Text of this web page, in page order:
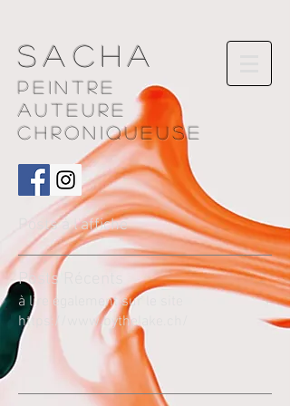
Sacha
Peintre
AUTEURE
chroniqueuse
Posts à l'affiche
Pos ts Récents
à lire également sur le site
https://www.bythelake.ch/